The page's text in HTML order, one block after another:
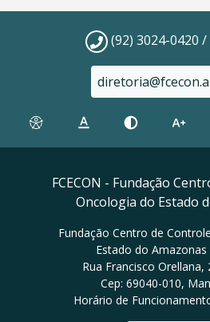
(92) 3024-0420 /
FCECON - Fundação
Oncologia do Estado
Fundação Centro de
Estado do Amazonas
Rua Francisco Orellana,
Cep: 69040-010,
Horário de